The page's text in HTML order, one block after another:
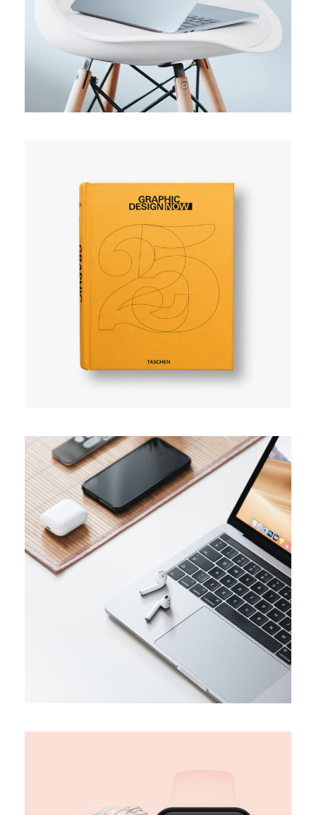
SIMPLE
User experience
TRENDS
Success guide